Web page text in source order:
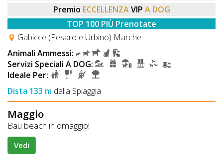
Premio ECCELLENZA VIP A DOG
TOP 100 PIÙ Prenotate
Gabicce (Pesaro e Urbino) Marche
Animali Ammessi:
Servizi Speciali A DOG:
Ideale Per:
Dista 133 m dalla Spiaggia
Maggio
Bau beach in omaggio!
Vedi